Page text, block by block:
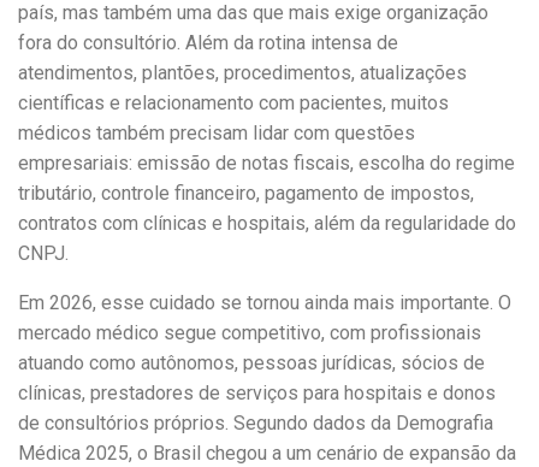
país, mas também uma das que mais exige organização
fora do consultório. Além da rotina intensa de
atendimentos, plantões, procedimentos, atualizações
científicas e relacionamento com pacientes, muitos
médicos também precisam lidar com questões
empresariais: emissão de notas fiscais, escolha do regime
tributário, controle financeiro, pagamento de impostos,
contratos com clínicas e hospitais, além da regularidade do
CNPJ.
Em 2026, esse cuidado se tornou ainda mais importante. O
mercado médico segue competitivo, com profissionais
atuando como autônomos, pessoas jurídicas, sócios de
clínicas, prestadores de serviços para hospitais e donos
de consultórios próprios. Segundo dados da Demografia
Médica 2025, o Brasil chegou a um cenário de expansão da